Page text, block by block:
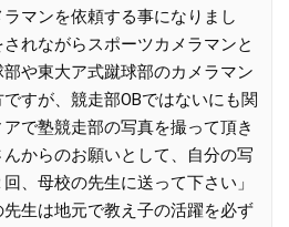
マンを依頼する事になりまし
れながらスポーツカメラマンと
や東大ア式蹴球部のカメラマン
すが、競走部OBではないにも関
で塾競走部の写真を撮って頂き
からのお願いとして、自分の写
、母校の先生に送って下さい」
生は地元で教え子の活躍を必ず